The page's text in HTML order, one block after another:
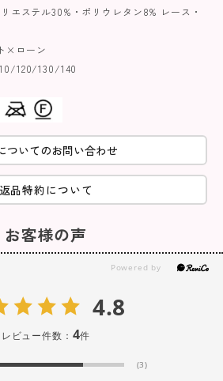
ステル30%・ポリウレタン8% レース・
×ローン
120/130/140
ついてのお問い合わせ
返品特約について
お客様の声
4.8
レビュー件数： 4件
(3)